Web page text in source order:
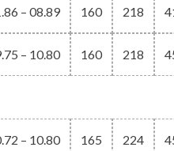
– 08.89 160 218
– 10.80 160 218
– 10.80 165 224